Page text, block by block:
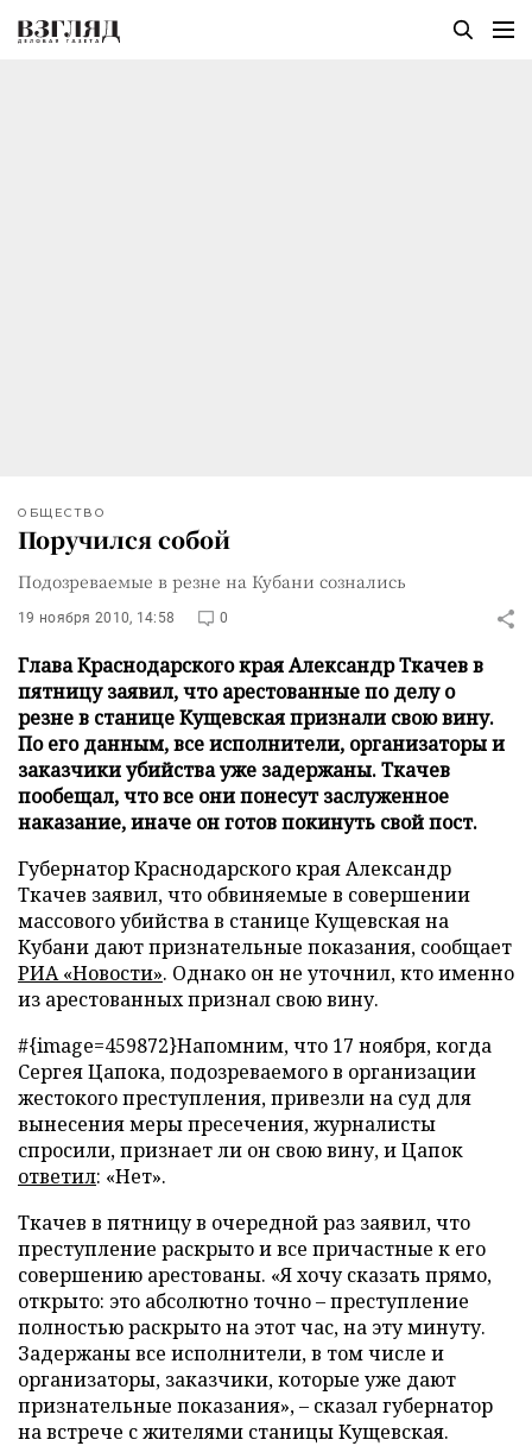
ОБЩЕСТВО
Поручился собой
Подозреваемые в резне на Кубани сознались
19 ноября 2010, 14:58 0
Глава Краснодарского края Александр Ткачев в
пятницу заявил, что арестованные по делу о
резне в станице Кущевская признали свою вину.
По его данным, все исполнители, организаторы и
заказчики убийства уже задержаны. Ткачев
пообещал, что все они понесут заслуженное
наказание, иначе он готов покинуть свой пост.
Губернатор Краснодарского края Александр
Ткачев заявил, что обвиняемые в совершении
массового убийства в станице Кущевская на
Кубани дают признательные показания, сообщает
РИА «Новости». Однако он не уточнил, кто именно
из арестованных признал свою вину.
#{image=459872}Напомним, что 17 ноября, когда
Сергея Цапока, подозреваемого в организации
жестокого преступления, привезли на суд для
вынесения меры пресечения, журналисты
спросили, признает ли он свою вину, и Цапок
ответил: «Нет».
Ткачев в пятницу в очередной раз заявил, что
преступление раскрыто и все причастные к его
совершению арестованы. «Я хочу сказать прямо,
открыто: это абсолютно точно – преступление
полностью раскрыто на этот час, на эту минуту.
Задержаны все исполнители, в том числе и
организаторы, заказчики, которые уже дают
признательные показания», – сказал губернатор
на встрече с жителями станицы Кущевская.